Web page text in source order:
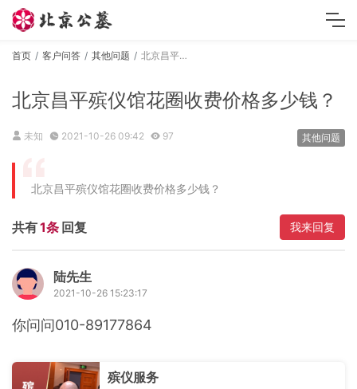
首页 客户问答 其他问题 北京昌平殡仪馆花圈收费价格多少钱？
北京昌平殡仪馆花圈收费价格多少钱？
未知 2021-10-26 09:42 97 其他问题
北京昌平殡仪馆花圈收费价格多少钱？
共有1条 回复 我来回复
陆先生
2021-10-26 15:23:17
你问问010-89177864
殡仪服务